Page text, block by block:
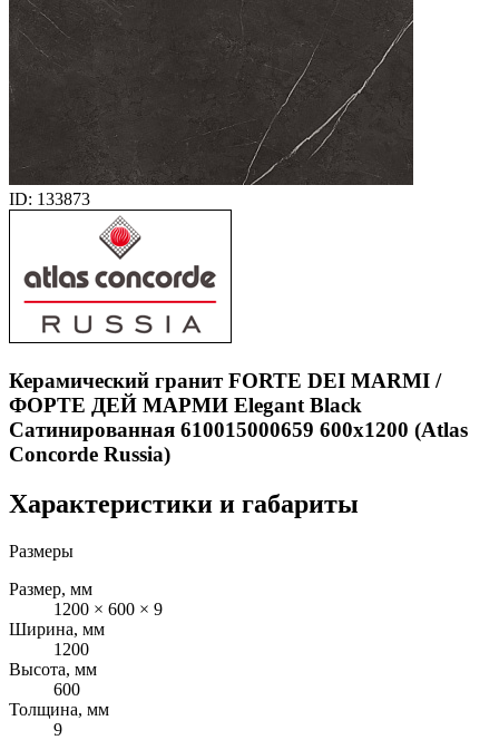
ID: 133873
Керамический гранит FORTE DEI MARMI /
ФОРТЕ ДЕЙ МАРМИ Elegant Black
Сатинированная 610015000659 600x1200 (Atlas
Concorde Russia)
Характеристики и габариты
Размеры
Размер, мм
1200 × 600 × 9
Ширина, мм
1200
Высота, мм
600
Толщина, мм
9